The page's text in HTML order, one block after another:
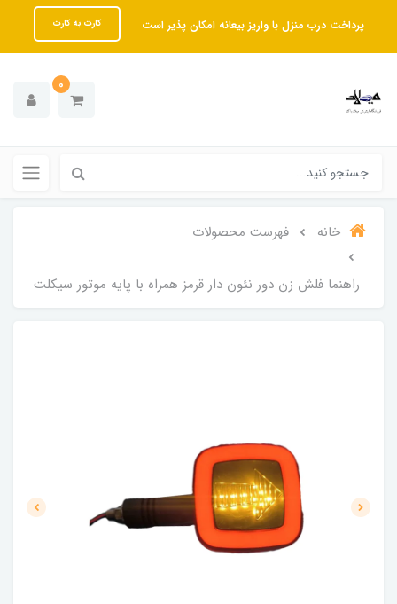
پرداخت درب منزل با واریز بیعانه امکان پذیر است کارت به کارت
0
خانه فهرست محصولات
راهنما فلش زن دور نئون دار قرمز همراه با پایه موتور سیکلت